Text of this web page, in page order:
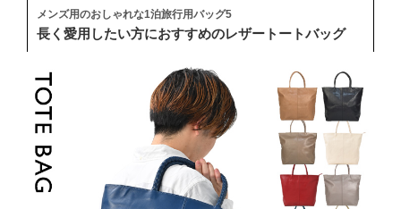
メンズ用のおしゃれな1泊旅行用バッグ5
長く愛用したい方におすすめのレザートートバッグ